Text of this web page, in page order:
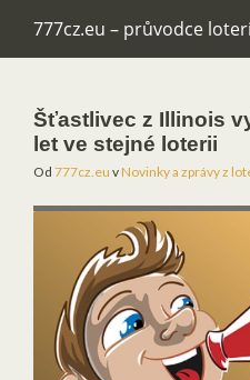
777cz.eu – průvodce
Šťastlivec z Illinois
let ve stejné loterii
Od 777cz.eu vNovinky a zprávy z